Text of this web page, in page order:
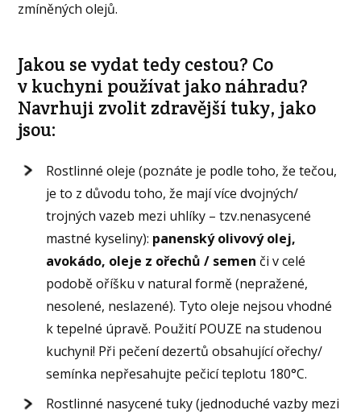
zmíněných olejů.
Jakou se vydat tedy cestou? Co
v kuchyni používat jako náhradu?
Navrhuji zvolit zdravější tuky, jako
jsou:
Rostlinné oleje (poznáte je podle toho, že tečou,
je to z důvodu toho, že mají více dvojných/
trojných vazeb mezi uhlíky – tzv.nenasycené
mastné kyseliny): panenský olivový olej,
avokádo, oleje z ořechů / semen či v celé
podobě oříšku v natural formě (nepražené,
nesolené, neslazené). Tyto oleje nejsou vhodné
k tepelné úpravě. Použití POUZE na studenou
kuchyni! Při pečení dezertů obsahující ořechy/
semínka nepřesahujte pečicí teplotu 180°C.
Rostlinné nasycené tuky (jednoduché vazby mezi